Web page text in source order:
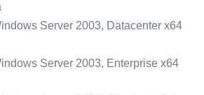
Server 2003, Datacenter x64
Server 2003, Enterprise x64